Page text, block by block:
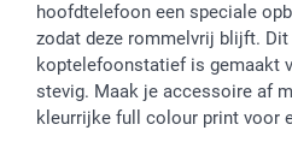
Influencer partnerprogramma
hoofdtelefoon een speciale
zodat deze rommelvrij blijft.
koptelefoonstatief is gemaakt
stevig. Maak je accessoire af
kleurrijke full colour print voor